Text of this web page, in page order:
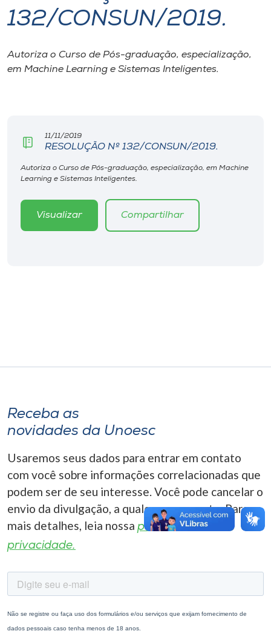
I.nova
Diplomados
CPA
Biblioteca
Editora
A-
132/CONSUN/2019.
Autoriza o Curso de Pós-graduação, especialização,
em Machine Learning e Sistemas Inteligentes.
11/11/2019
RESOLUÇÃO Nº 132/CONSUN/2019.
Autoriza o Curso de Pós-graduação, especialização, em Machine
Learning e Sistemas Inteligentes.
Visualizar Compartilhar
Receba as
novidades da Unoesc
Usaremos seus dados para entrar em contato
com você sobre informações correlacionadas que
podem ser de seu interesse. Você pode cancelar o
envio da divulgação, a qualquer momento. Para
mais detalhes, leia nossa política de
privacidade.